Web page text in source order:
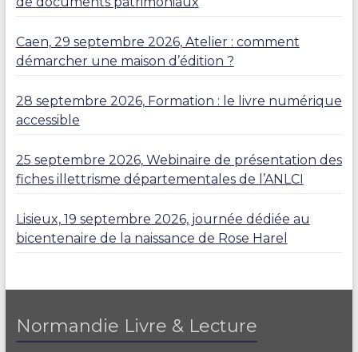
Caen, 29 septembre 2026, Atelier : comment
démarcher une maison d’édition ?
28 septembre 2026, Formation : le livre numérique
accessible
25 septembre 2026, Webinaire de présentation des
fiches illettrisme départementales de l’ANLCI
Lisieux, 19 septembre 2026, journée dédiée au
bicentenaire de la naissance de Rose Harel
Normandie Livre & Lecture